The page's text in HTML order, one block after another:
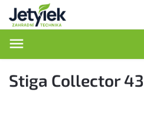
Stiga Collector 43